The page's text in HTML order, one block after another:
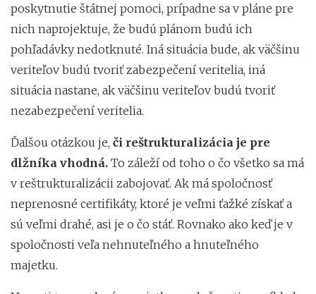
poskytnutie štátnej pomoci, prípadne sa v pláne pre
nich naprojektuje, že budú plánom budú ich
pohľadávky nedotknuté. Iná situácia bude, ak väčšinu
veriteľov budú tvoriť zabezpečení veritelia, iná
situácia nastane, ak väčšinu veriteľov budú tvoriť
nezabezpečení veritelia.
Ďalšou otázkou je, či reštrukturalizácia je pre
dlžníka vhodná. To záleží od toho o čo všetko sa má
v reštrukturalizácii zabojovať. Ak má spoločnosť
neprenosné certifikáty, ktoré je veľmi ťažké získať a
sú veľmi drahé, asi je o čo stáť. Rovnako ako keď je v
spoločnosti veľa nehnuteľného a hnuteľného
majetku.